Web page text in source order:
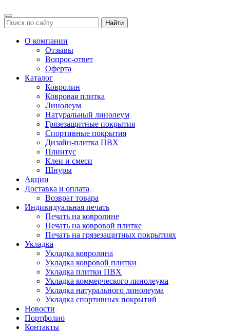
Найти
О компании
Отзывы
Вопрос-ответ
Оферта
Каталог
Ковролин
Ковровая плитка
Линолеум
Натуральный линолеум
Грязезащитные покрытия
Спортивные покрытия
Дизайн-плитка ПВХ
Плинтус
Клеи и смеси
Шнуры
Акции
Доставка и оплата
Возврат товара
Индивидуальная печать
Печать на ковролине
Печать на ковровой плитке
Печать на грязезащитных покрытиях
Укладка
Укладка ковролина
Укладка ковровой плитки
Укладка плитки ПВХ
Укладка коммерческого линолеума
Укладка натурального линолеума
Укладка спортивных покрытий
Новости
Портфолио
Контакты